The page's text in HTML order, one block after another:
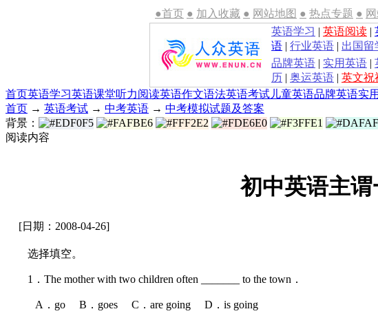
●首页 ● 加入收藏 ● 网站地图 ● 热点专题 ●
英语学习 | 英语阅读 |
语 | 行业英语 | 出国留
品牌英语 | 实用英语 |
历 | 奥运英语 | 英文祝
首页英语学习英语课堂听力阅读英语作文语法英语考试 儿童英语品牌英语实
首页 → 英语考试 → 中考英语 → 中考模拟试题及答案
背景：
阅读内容
初中英语主谓
[日期：2008-04-26]
选择填空。
1．The mother with two children often _______ to the town．
A．go B．goes C．are going D．is going